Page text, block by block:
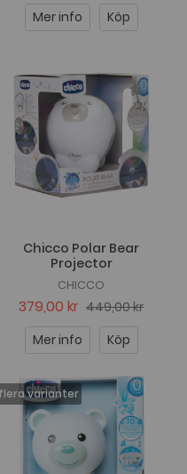
Mer info
Köp
Chicco Polar Bear
Projector
CHICCO
379,00 kr 449,00 kr
Mer info
Köp